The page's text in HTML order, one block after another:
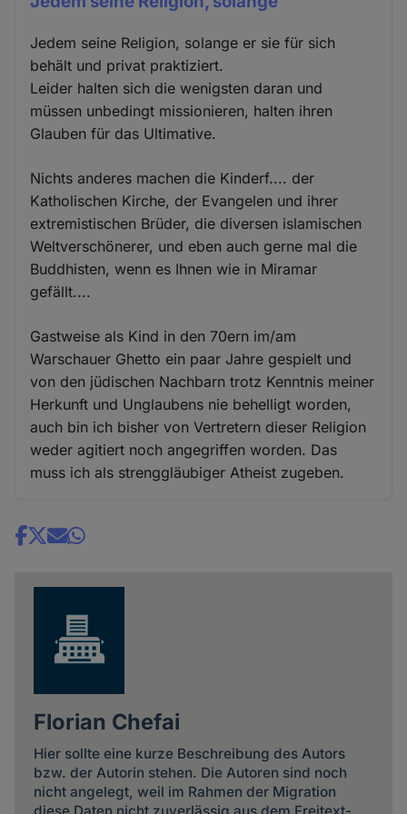
Jedem seine Religion, solange er sie für sich
behält und privat praktiziert.
Leider halten sich die wenigsten daran und
müssen unbedingt missionieren, halten ihren
Glauben für das Ultimative.
Nichts anderes machen die Kinderf.... der
Katholischen Kirche, der Evangelen und ihrer
extremistischen Brüder, die diversen islamischen
Weltverschönerer, und eben auch gerne mal die
Buddhisten, wenn es Ihnen wie in Miramar
gefällt....
Gastweise als Kind in den 70ern im/am
Warschauer Ghetto ein paar Jahre gespielt und
von den jüdischen Nachbarn trotz Kenntnis meiner
Herkunft und Unglaubens nie behelligt worden,
auch bin ich bisher von Vertretern dieser Religion
weder agitiert noch angegriffen worden. Das
muss ich als strenggläubiger Atheist zugeben.
Share
Florian Chefai
Hier sollte eine kurze Beschreibung des Autors
bzw. der Autorin stehen. Die Autoren sind noch
nicht angelegt, weil im Rahmen der Migration